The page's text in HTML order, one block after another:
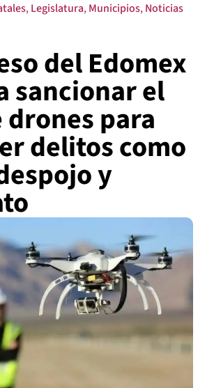
,Legislatura,Municipios,Noticias
del Edomex
sancionar el
drones para
delitos como
y